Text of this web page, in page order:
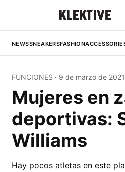
NEWSSNEAKERSFASHION
FUNCIONES · 9 de marzo de 2021
Mujeres en
deportivas:
Williams
Hay pocos atletas en este